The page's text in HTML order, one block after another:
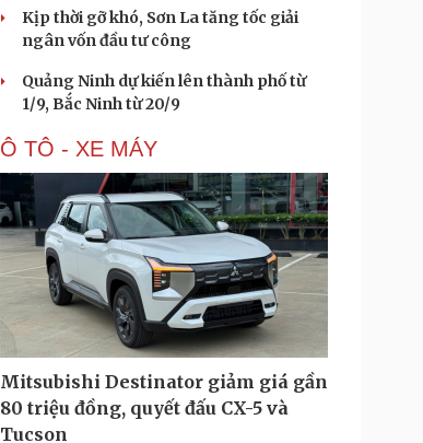
Kịp thời gỡ khó, Sơn La tăng tốc giải
ngân vốn đầu tư công
Quảng Ninh dự kiến lên thành phố từ
1/9, Bắc Ninh từ 20/9
Ô TÔ - XE MÁY
Mitsubishi Destinator giảm giá gần
80 triệu đồng, quyết đấu CX-5 và
Tucson